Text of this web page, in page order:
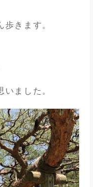
きます。
ました。